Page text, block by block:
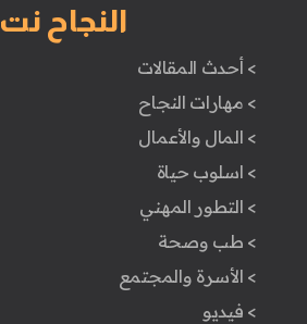
النجاح نت
> أحدث المقالات
> مهارات النجاح
> المال والأعمال
> اسلوب حياة
> التطور المهني
> طب وصحة
> الأسرة والمجتمع
> فيديو